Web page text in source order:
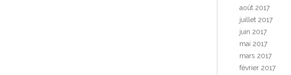
août 2017
juillet 2017
juin 2017
mai 2017
mars 2017
février 2017